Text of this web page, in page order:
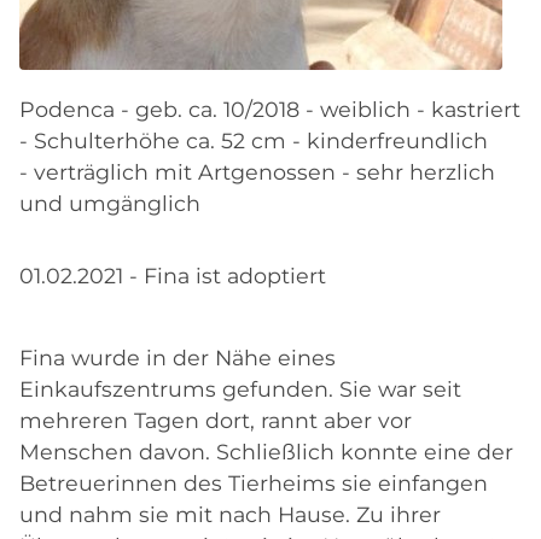
Podenca - geb. ca. 10/2018 - weiblich - kastriert
- Schulterhöhe ca. 52 cm - kinderfreundlich
- verträglich mit Artgenossen - sehr herzlich
und umgänglich
01.02.2021 - Fina ist adoptiert
Fina wurde in der Nähe eines
Einkaufszentrums gefunden. Sie war seit
mehreren Tagen dort, rannt aber vor
Menschen davon. Schließlich konnte eine der
Betreuerinnen des Tierheims sie einfangen
und nahm sie mit nach Hause. Zu ihrer